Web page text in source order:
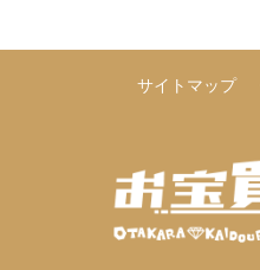
サイトマップ